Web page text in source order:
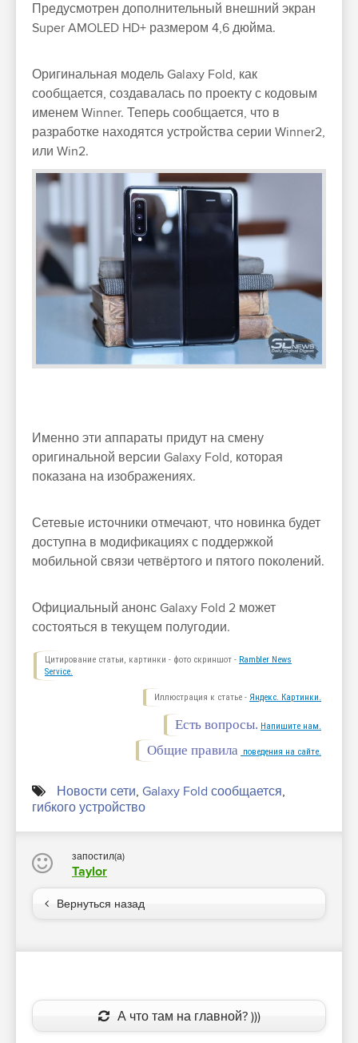
Предусмотрен дополнительный внешний экран
Super AMOLED HD+ размером 4,6 дюйма.
Оригинальная модель Galaxy Fold, как
сообщается, создавалась по проекту с кодовым
именем Winner. Теперь сообщается, что в
разработке находятся устройства серии Winner2,
или Win2.
Именно эти аппараты придут на смену
оригинальной версии Galaxy Fold, которая
показана на изображениях.
Сетевые источники отмечают, что новинка будет
доступна в модификациях с поддержкой
мобильной связи четвёртого и пятого поколений.
Официальный анонс Galaxy Fold 2 может
состояться в текущем полугодии.
Цитирование статьи, картинки - фото скриншот - Rambler News
Service.
Иллюстрация к статье - Яндекс. Картинки.
Есть вопросы. Напишите нам.
Общие правила поведения на сайте.
Новости сети, Galaxy Fold сообщается,
гибкого устройство
запостил(а)
Taylor
Вернуться назад
А что там на главной? )))